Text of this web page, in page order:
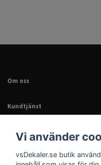
Om oss
Kundtjänst
Läs mer
Sociala medier
Vi använder
vsDekaler.se butik